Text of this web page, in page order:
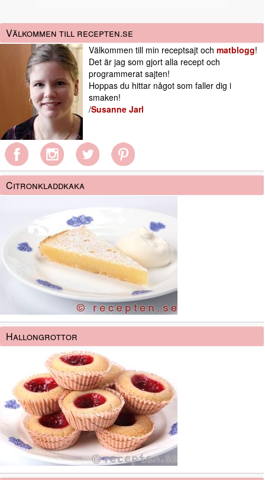
Välkommen till recepten.se
Välkommen till min receptsajt och matblogg!
Det är jag som gjort alla recept och
programmerat sajten!
Hoppas du hittar något som faller dig i
smaken!
/Susanne Jarl
Citronkladdkaka
Hallongrottor